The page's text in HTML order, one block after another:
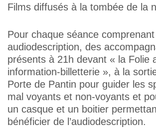
Films diffusés à la tombée de la
Pour chaque séance
audiodescription, des
présents à 21h devant « la Folie
information-billetterie », à la
Porte de Pantin pour guider les
mal voyants et non-voyants et
un casque et un boitier
bénéficier de l’audiodescription.